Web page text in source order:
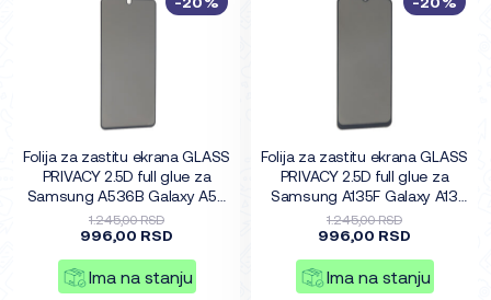
Folija za zastitu ekrana GLASS
PRIVACY 2.5D full glue za
Samsung A536B Galaxy A53
5G crna
1.245,00 RSD
996,00 RSD
Ima na stanju
Folija za zastitu ekrana GLASS
PRIVACY 2.5D full glue za
Samsung A135F Galaxy A13
4G crna
1.245,00 RSD
996,00 RSD
Ima na stanju